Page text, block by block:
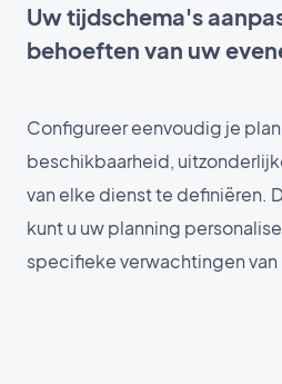
Uw tijdschema's
behoeften van uw
Configureer eenvoudig je
beschikbaarheid,
van elke dienst te definiëren.
kunt u uw planning
specifieke verwachtingen van